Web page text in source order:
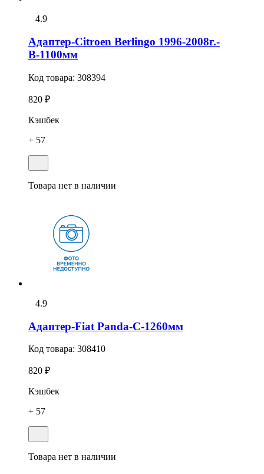
4.9
Адаптер-Citroen Berlingo 1996-2008г.-
В-1100мм
Код товара: 308394
820 ₽
Кэшбек
+ 57
Товара нет в наличии
4.9
Адаптер-Fiat Panda-С-1260мм
Код товара: 308410
820 ₽
Кэшбек
+ 57
Товара нет в наличии